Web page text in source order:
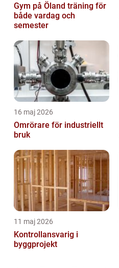
Gym på Öland träning för
både vardag och
semester
16 maj 2026
Omrörare för industriellt
bruk
11 maj 2026
Kontrollansvarig i
byggprojekt